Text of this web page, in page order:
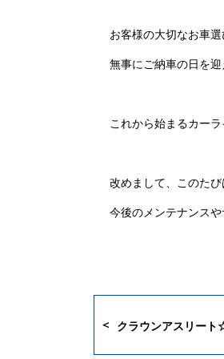
お客様の大切なお車
無事にご納車の日を
これから始まるカー
改めまして、このた
今後のメンテナンス
クラウンアスリート